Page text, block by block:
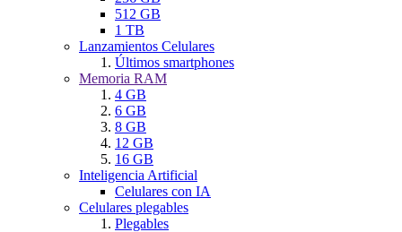
512 GB
1 TB
Lanzamientos Celulares
Últimos smartphones
Memoria RAM
4 GB
6 GB
8 GB
12 GB
16 GB
Inteligencia Artificial
Celulares con IA
Celulares plegables
Plegables